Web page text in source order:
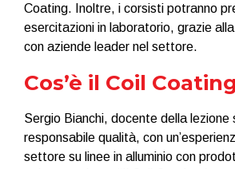
Coating. Inoltre, i corsisti potranno
esercitazioni in laboratorio, grazie
con aziende leader nel settore.
Cos’è il Coil
Sergio Bianchi, docente della lezione
responsabile qualità, con
settore su linee in alluminio con